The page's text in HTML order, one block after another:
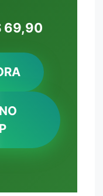
69,90